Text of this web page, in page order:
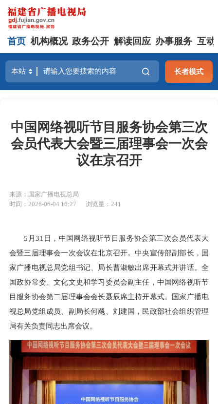
首页 机构概况 政务公开 解读回应 办事服务 互动
长者模式
中国网络视听节目服务协会第三次
会员代表大会暨三届理事会一次会
议在京召开
来源：国家广播电视总局
时间：2026-06-04 16:27
浏览量：241
5月31日，中国网络视听节目服务协会第三次会员代表大
会暨三届理事会一次会议在北京召开。中央宣传部副部长，国
家广播电视总局党组书记、局长曹淑敏出席开幕式并讲话。全
国政协常委、文化文史和学习委员会副主任，中国网络视听节
目服务协会第二届理事会会长聂辰席主持开幕式。国家广播电
视总局党组成员、副局长何飚、刘建国，民政部社会组织管理
局有关负责同志出席会议。